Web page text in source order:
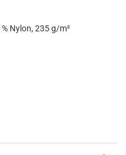
Nylon, 235 g/m²